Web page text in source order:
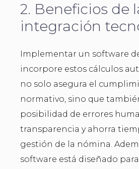
2. Beneficios de
integración
Implementar un software
incorpore estos cálculos
no solo asegura el
normativo, sino que
posibilidad de errores
transparencia y ahorra
gestión de la nómina.
software está diseñado